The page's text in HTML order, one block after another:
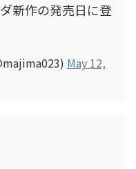
新作の発売日に登
May 12,